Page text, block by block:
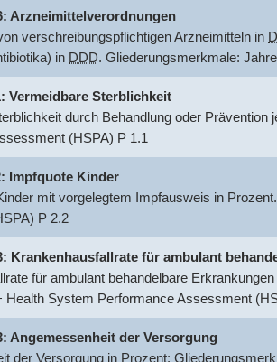
Arzneimittelverordnungen
verschreibungspflichtigen Arzneimitteln in
in DDD. Gliederungsmerkmale:
Vermeidbare Sterblichkeit
durch Behandlung oder
(HSPA) P 1.1
Impfquote Kinder
mit vorgelegtem Impfausweis in
P 2.2
Krankenhausfallrate für ambulant
für ambulant behandelbare
Health System Performance Assessment
Angemessenheit der Versorgung
der Versorgung in Prozent: